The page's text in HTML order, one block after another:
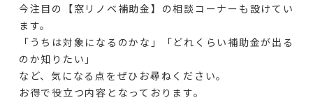
今注目の【窓リノベ補助金】の相談コーナーも設けてい
ます。
「うちは対象になるのかな」「どれくらい補助金が出る
のか知りたい」
など、気になる点をぜひお尋ねください。
お得で役立つ内容となっております。